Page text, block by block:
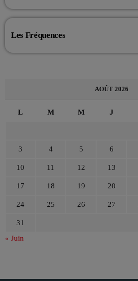
Les Fréquences
AOÛT 2026
L M M J
3 4 5 6
10 11 12 13
17 18 19 20
24 25 26 27
31
« Juin